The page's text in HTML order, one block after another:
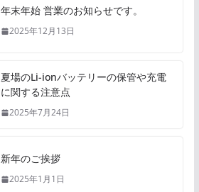
年末年始 営業のお知らせです。
2025年12月13日
夏場のLi-ionバッテリーの保管や充電
に関する注意点
2025年7月24日
新年のご挨拶
2025年1月1日